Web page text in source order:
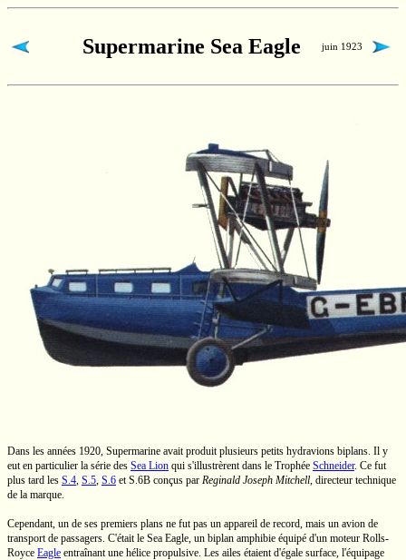
Supermarine Sea Eagle juin 1923
Dans les années 1920, Supermarine avait produit plusieurs petits hydravions biplans. Il y
eut en particulier la série des Sea Lion qui s'illustrèrent dans le Trophée Schneider. Ce fut
plus tard les S.4, S.5, S.6 et S.6B conçus par Reginald Joseph Mitchell, directeur technique
de la marque.
Cependant, un de ses premiers plans ne fut pas un appareil de record, mais un avion de
transport de passagers. C'était le Sea Eagle, un biplan amphibie équipé d'un moteur Rolls-
Royce Eagle entraînant une hélice propulsive. Les ailes étaient d'égale surface, l'équipage